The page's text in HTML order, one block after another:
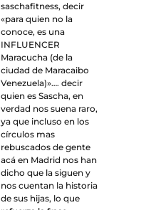
saschafitness, decir
«para quien no la
conoce, es una
INFLUENCER
Maracucha (de la
ciudad de Maracaibo
Venezuela)»…. decir
quien es Sascha, en
verdad nos suena raro,
ya que incluso en los
círculos mas
rebuscados de gente
acá en Madrid nos han
dicho que la siguen y
nos cuentan la historia
de sus hijas, lo que